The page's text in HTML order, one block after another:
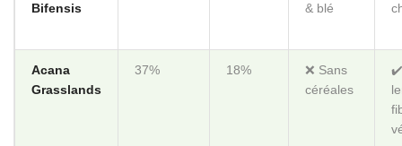
Bifensis
& blé
Acana
Grasslands
37% 18%
❌ Sans
céréales
✔️